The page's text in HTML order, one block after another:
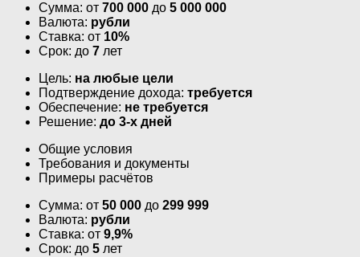
Сумма: от 700 000 до 5 000 000
Валюта: рубли
Ставка: от 10%
Срок: до 7 лет
Цель: на любые цели
Подтверждение дохода: требуется
Обеспечение: не требуется
Решение: до 3-х дней
Общие условия
Требования и документы
Примеры расчётов
Сумма: от 50 000 до 299 999
Валюта: рубли
Ставка: от 9,9%
Срок: до 5 лет